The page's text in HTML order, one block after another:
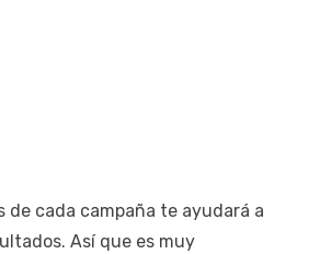
de cada campaña te ayudará a
Así que es muy